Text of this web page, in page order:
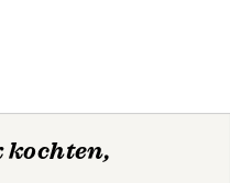
en de menselijke
kochten,